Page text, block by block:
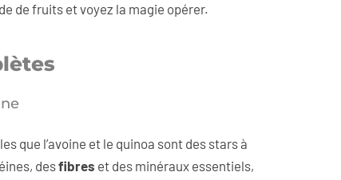
de fruits et voyez la magie opérer.
que l’avoine et le quinoa sont des stars à
desfibres et des minéraux essentiels,